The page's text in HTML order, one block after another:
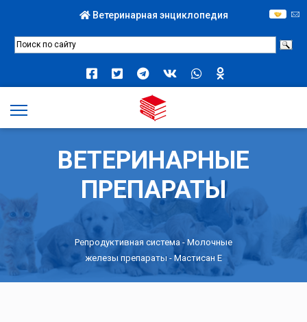
Ветеринарная энциклопедия
ВЕТЕРИНАРНЫЕ
ПРЕПАРАТЫ
Репродуктивная система - Молочные
железы препараты - Мастисан Е